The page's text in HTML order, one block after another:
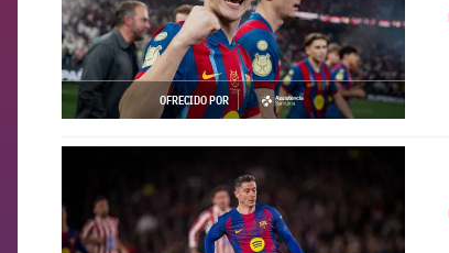
OFRECIDO POR
asistencia